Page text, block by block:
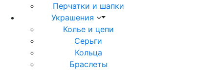
Перчатки и шапки
Украшения
Колье и цепи
Серьги
Кольца
Браслеты